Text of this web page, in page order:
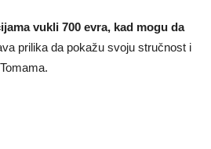
vukli 700 evra, kad mogu da
prilika da pokažu svoju stručnost i